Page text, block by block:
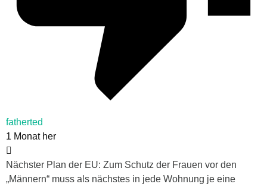
fatherted
1 Monat her
Nächster Plan der EU: Zum Schutz der Frauen vor den
„Männern“ muss als nächstes in jede Wohnung je eine